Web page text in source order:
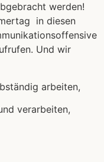
werden!
in diesen
Und wir
arbeiten,
verarbeiten,